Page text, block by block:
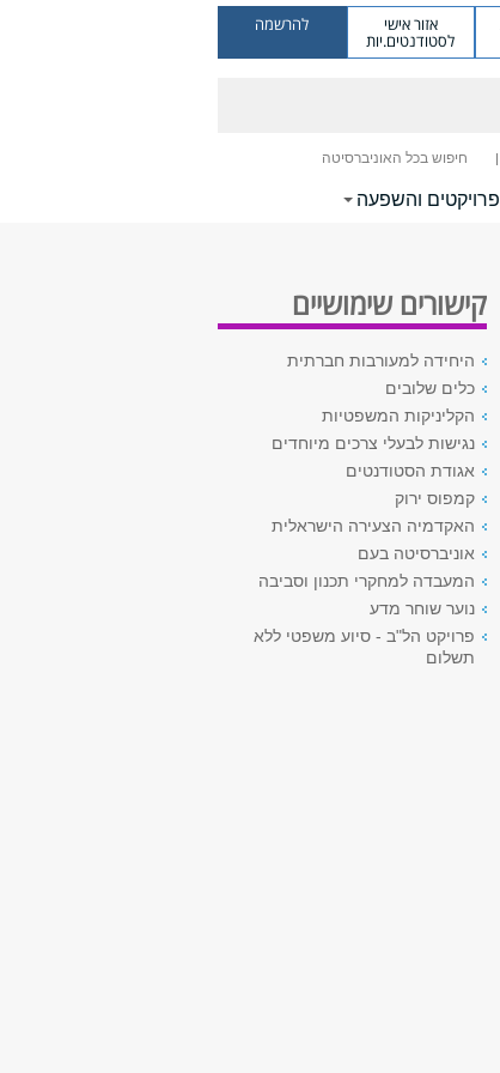
אזור אישי
לסטודנטים.יות
להרשמה
חיפוש בכל האוניברסיטה
פרויקטים והשפעה
קישורים שימושיים
היחידה למעורבות חברתית
כלים שלובים
הקליניקות המשפטיות
נגישות לבעלי צרכים מיוחדים
אגודת הסטודנטים
קמפוס ירוק
האקדמיה הצעירה הישראלית
אוניברסיטה בעם
המעבדה למחקרי תכנון וסביבה
נוער שוחר מדע
פרויקט הל"ב - סיוע משפטי ללא
תשלום